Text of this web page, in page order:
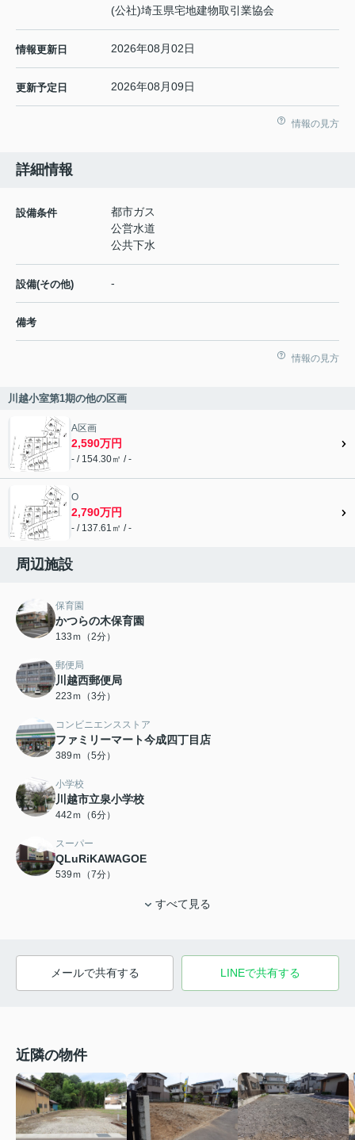
(公社)埼玉県宅地建物取引業協会
情報更新日 2026年08月02日
更新予定日 2026年08月09日
情報の見方
詳細情報
設備条件
都市ガス
公営水道
公共下水
設備(その他) -
備考
情報の見方
川越小室第1期の他の区画
A区画
2,590万円
- / 154.30㎡ / -
O
2,790万円
- / 137.61㎡ / -
周辺施設
保育園
かつらの木保育園
133ｍ（2分）
郵便局
川越西郵便局
223ｍ（3分）
コンビニエンスストア
ファミリーマート今成四丁目店
389ｍ（5分）
小学校
川越市立泉小学校
442ｍ（6分）
スーパー
QLuRiKAWAGOE
539ｍ（7分）
すべて見る
メールで共有する LINEで共有する
近隣の物件